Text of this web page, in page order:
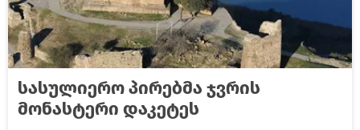
სასულიერო პირებმა ჯვრის
მონასტერი დაკეტეს